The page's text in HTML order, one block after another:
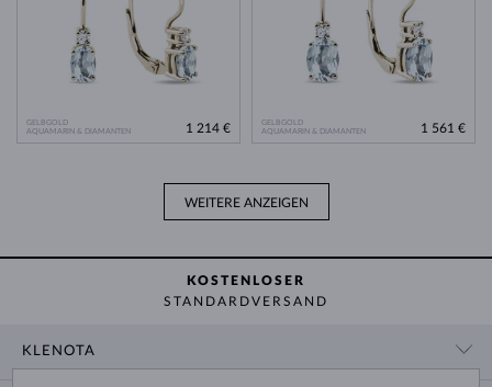
GELBGOLD
AQUAMARIN & DIAMANTEN
1 214 €
GELBGOLD
AQUAMARIN & DIAMANTEN
1 561 €
WEITERE ANZEIGEN
KOSTENLOSER
STANDARDVERSAND
KLENOTA